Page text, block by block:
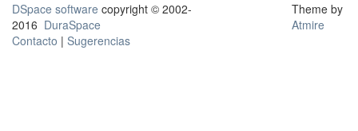
DSpace software copyright © 2002-
2016 DuraSpace
Contacto | Sugerencias
Theme by
Atmire